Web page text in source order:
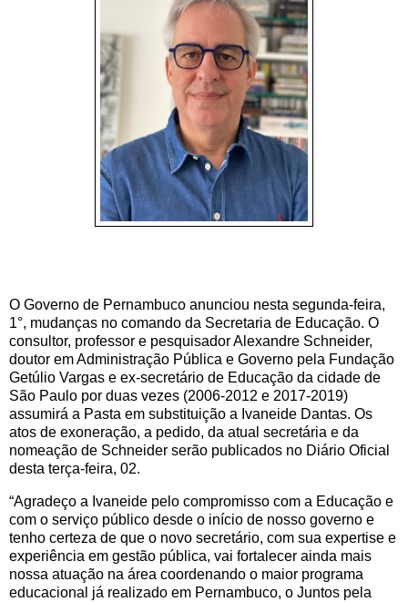
O Governo de Pernambuco anunciou nesta segunda-feira,
1°, mudanças no comando da Secretaria de Educação. O
consultor, professor e pesquisador Alexandre Schneider,
doutor em Administração Pública e Governo pela Fundação
Getúlio Vargas e ex-secretário de Educação da cidade de
São Paulo por duas vezes (2006-2012 e 2017-2019)
assumirá a Pasta em substituição a Ivaneide Dantas. Os
atos de exoneração, a pedido, da atual secretária e da
nomeação de Schneider serão publicados no Diário Oficial
desta terça-feira, 02.
“Agradeço a Ivaneide pelo compromisso com a Educação e
com o serviço público desde o início de nosso governo e
tenho certeza de que o novo secretário, com sua expertise e
experiência em gestão pública, vai fortalecer ainda mais
nossa atuação na área coordenando o maior programa
educacional já realizado em Pernambuco, o Juntos pela